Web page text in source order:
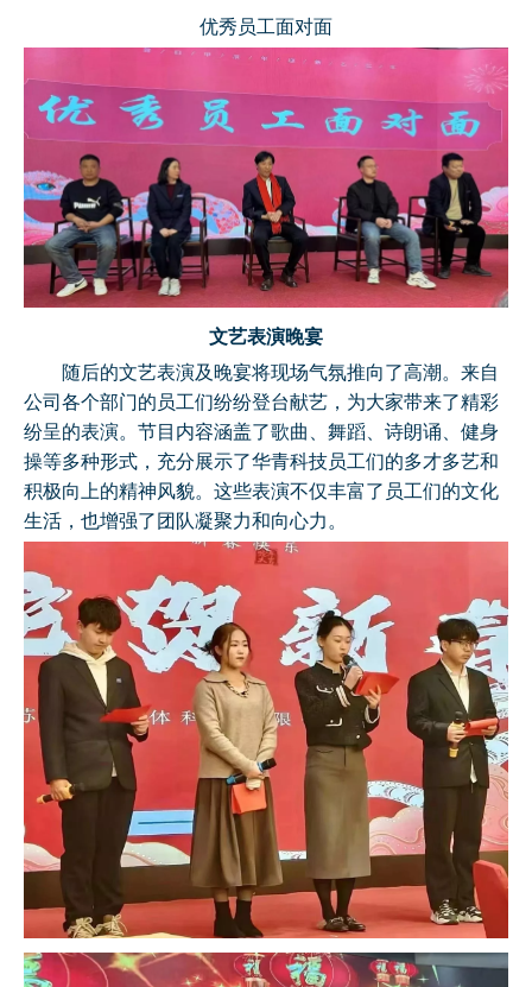
优秀员工面对面
文艺表演晚宴
随后的文艺表演及晚宴将现场气氛推向了高潮。来自
公司各个部门的员工们纷纷登台献艺，为大家带来了精彩
纷呈的表演。节目内容涵盖了歌曲、舞蹈、诗朗诵、健身
操等多种形式，充分展示了华青科技员工们的多才多艺和
积极向上的精神风貌。这些表演不仅丰富了员工们的文化
生活，也增强了团队凝聚力和向心力。